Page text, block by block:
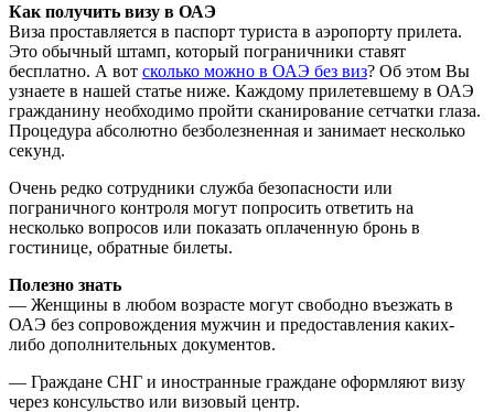
Как получить визу в ОАЭ
Виза проставляется в паспорт туриста в аэропорту прилета.
Это обычный штамп, который пограничники ставят
бесплатно. А вот сколько можно в ОАЭ без виз? Об этом Вы
узнаете в нашей статье ниже. Каждому прилетевшему в ОАЭ
гражданину необходимо пройти сканирование сетчатки глаза.
Процедура абсолютно безболезненная и занимает несколько
секунд.
Очень редко сотрудники служба безопасности или
пограничного контроля могут попросить ответить на
несколько вопросов или показать оплаченную бронь в
гостинице, обратные билеты.
Полезно знать
— Женщины в любом возрасте могут свободно въезжать в
ОАЭ без сопровождения мужчин и предоставления каких-
либо дополнительных документов.
— Граждане СНГ и иностранные граждане оформляют визу
через консульство или визовый центр.